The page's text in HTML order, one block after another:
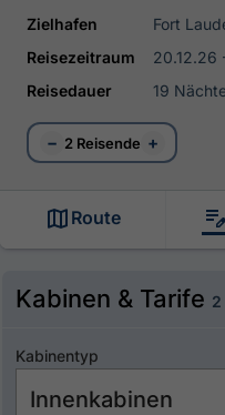
Zielhafen Fort
Reisezeitraum
20.12.26
Reisedauer
19
− 2 Reisende +
Route
Kabinen & Tarife 2
Kabinentyp